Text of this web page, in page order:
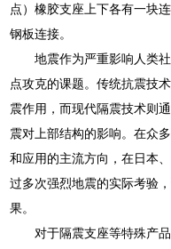
点）橡胶支座上下各有一块
钢板连接。
地震作为严重影响人类
点攻克的课题。传统抗震技
震作用，而现代隔震技术则
震对上部结构的影响。在众
和应用的主流方向，在日本
过多次强烈地震的实际考验
果。
对于隔震支座等特殊产